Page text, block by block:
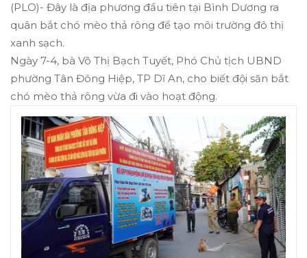
(PLO)- Đây là địa phương đầu tiên tại Bình Dương ra
quân bắt chó mèo thả rông để tạo môi trường đô thị
xanh sạch.
Ngày 7-4, bà Võ Thị Bạch Tuyết, Phó Chủ tịch UBND
phường Tân Đông Hiệp, TP Dĩ An, cho biết đội săn bắt
chó mèo thả rông vừa đi vào hoạt động.